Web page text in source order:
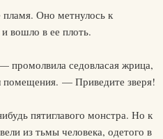
пламя. Оно метнулось к
вошло в ее плоть.
седовласая жрица,
помещения. — Приведите зверя!
пятиглавого монстра. Но к
из тьмы человека, одетого в